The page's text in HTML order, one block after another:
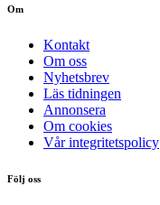
Om
Kontakt
Om oss
Nyhetsbrev
Läs tidningen
Annonsera
Om cookies
Vår integritetspolicy
Följ oss